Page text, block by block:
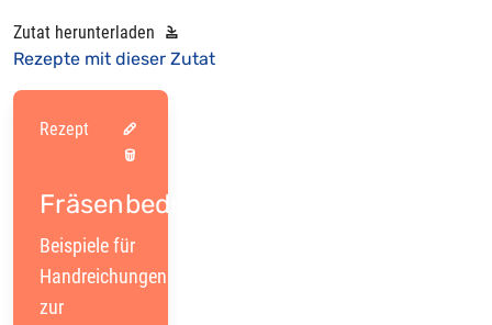
Zutat herunterladen
Rezepte mit dieser Zutat
Rezept
Fräsenbedienung
Beispiele für
Handreichungen
zur